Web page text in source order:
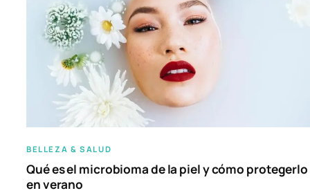
BELLEZA & SALUD
Qué es el microbioma de la piel y cómo protegerlo
en verano